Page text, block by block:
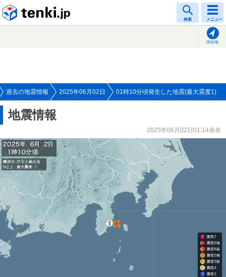
検索 メニュー
現在地
過去の地震情報 2025年06月02日 01時10分頃発生した地震(最大震度1)
地震情報
2025年06月02日01:14発表